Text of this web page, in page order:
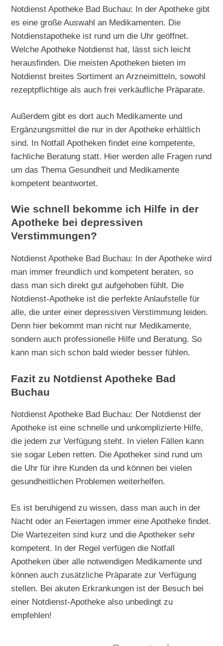
Notdienst Apotheke Bad Buchau: In der Apotheke gibt
es eine große Auswahl an Medikamenten. Die
Notdienstapotheke ist rund um die Uhr geöffnet.
Welche Apotheke Notdienst hat, lässt sich leicht
herausfinden. Die meisten Apotheken bieten im
Notdienst breites Sortiment an Arzneimitteln, sowohl
rezeptpflichtige als auch frei verkäufliche Präparate.
Außerdem gibt es dort auch Medikamente und
Ergänzungsmittel die nur in der Apotheke erhältlich
sind. In Notfall Apotheken findet eine kompetente,
fachliche Beratung statt. Hier werden alle Fragen rund
um das Thema Gesundheit und Medikamente
kompetent beantwortet.
Wie schnell bekomme ich Hilfe in der
Apotheke bei depressiven
Verstimmungen?
Notdienst Apotheke Bad Buchau: In der Apotheke wird
man immer freundlich und kompetent beraten, so
dass man sich direkt gut aufgehoben fühlt. Die
Notdienst-Apotheke ist die perfekte Anlaufstelle für
alle, die unter einer depressiven Verstimmung leiden.
Denn hier bekommt man nicht nur Medikamente,
sondern auch professionelle Hilfe und Beratung. So
kann man sich schon bald wieder besser fühlen.
Fazit zu Notdienst Apotheke Bad
Buchau
Notdienst Apotheke Bad Buchau: Der Notdienst der
Apotheke ist eine schnelle und unkomplizierte Hilfe,
die jedem zur Verfügung steht. In vielen Fällen kann
sie sogar Leben retten. Die Apotheker sind rund um
die Uhr für ihre Kunden da und können bei vielen
gesundheitlichen Problemen weiterhelfen.
Es ist beruhigend zu wissen, dass man auch in der
Nacht oder an Feiertagen immer eine Apotheke findet.
Die Wartezeiten sind kurz und die Apotheker sehr
kompetent. In der Regel verfügen die Notfall
Apotheken über alle notwendigen Medikamente und
können auch zusätzliche Präparate zur Verfügung
stellen. Bei akuten Erkrankungen ist der Besuch bei
einer Notdienst-Apotheke also unbedingt zu
empfehlen!